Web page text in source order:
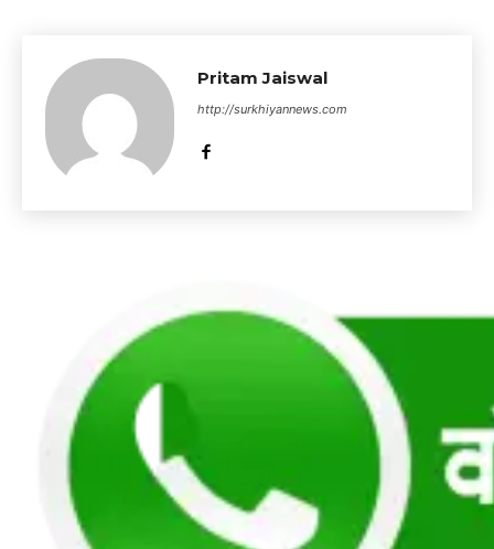
Pritam Jaiswal
http://surkhiyannews.com